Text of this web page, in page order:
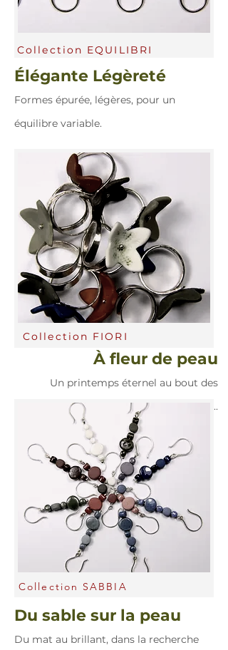
Collection EQUILIBRI
Élégante Légèreté
Formes épurée, légères, pour un
équilibre variable.
Collection FIORI
À fleur de peau
Un printemps éternel au bout des
doigts...
Collection SABBIA
Du sable sur la peau
Du mat au brillant, dans la recherche